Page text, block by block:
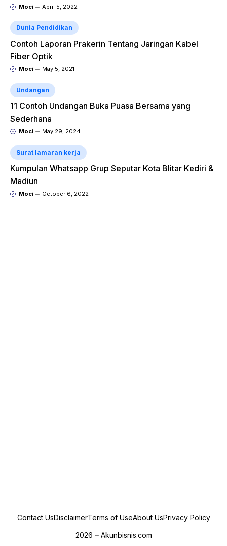
Moci April 5, 2022
Dunia Pendidikan
Contoh Laporan Prakerin Tentang Jaringan Kabel
Fiber Optik
Moci May 5, 2021
Undangan
11 Contoh Undangan Buka Puasa Bersama yang
Sederhana
Moci May 29, 2024
Surat lamaran kerja
Kumpulan Whatsapp Grup Seputar Kota Blitar Kediri &
Madiun
Moci October 6, 2022
Contact UsDisclaimerTerms of UseAbout UsPrivacy Policy
2026 Akunbisnis.com